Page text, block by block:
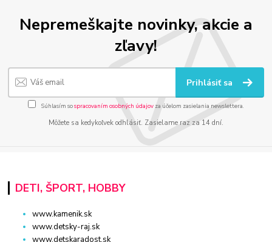
Nepremeškajte novinky, akcie a
zľavy!
Prihlásiť sa
Súhlasím sospracovaním osobných údajov za účelom zasielania newslettera.
Môžete sa kedykoľvek odhlásiť. Zasielame raz za 14 dní.
DETI, ŠPORT, HOBBY
www.kamenik.sk
www.detsky-raj.sk
www.detskaradost.sk